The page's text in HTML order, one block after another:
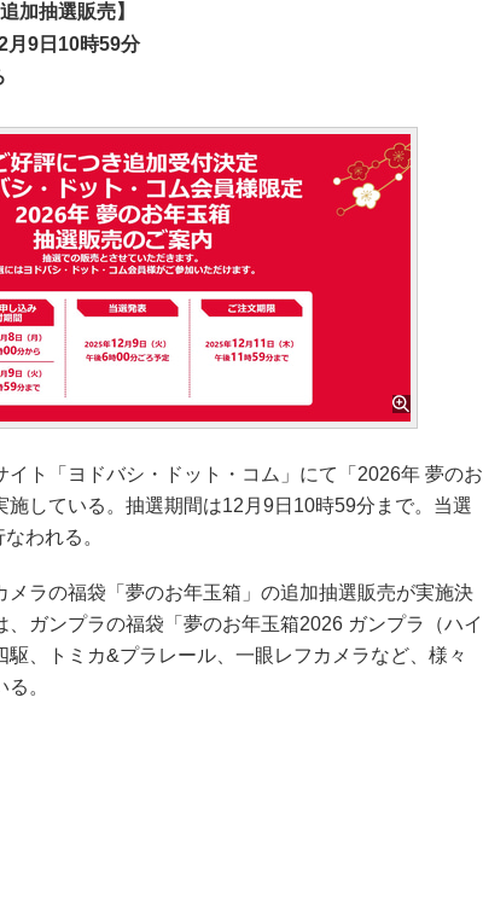
加抽選販売】
月9日10時59分
ト「ヨドバシ・ドット・コム」にて「2026年 夢のお
施している。抽選期間は12月9日10時59分まで。当選
われる。
ラの福袋「夢のお年玉箱」の追加抽選販売が実施決
、ガンプラの福袋「夢のお年玉箱2026 ガンプラ（ハイ
駆、トミカ&プラレール、一眼レフカメラなど、様々
。